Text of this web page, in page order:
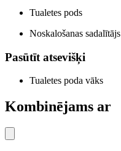
Tualetes pods
Noskalošanas sadalītājs
Pasūtīt atsevišķi
Tualetes poda vāks
Kombinējams ar